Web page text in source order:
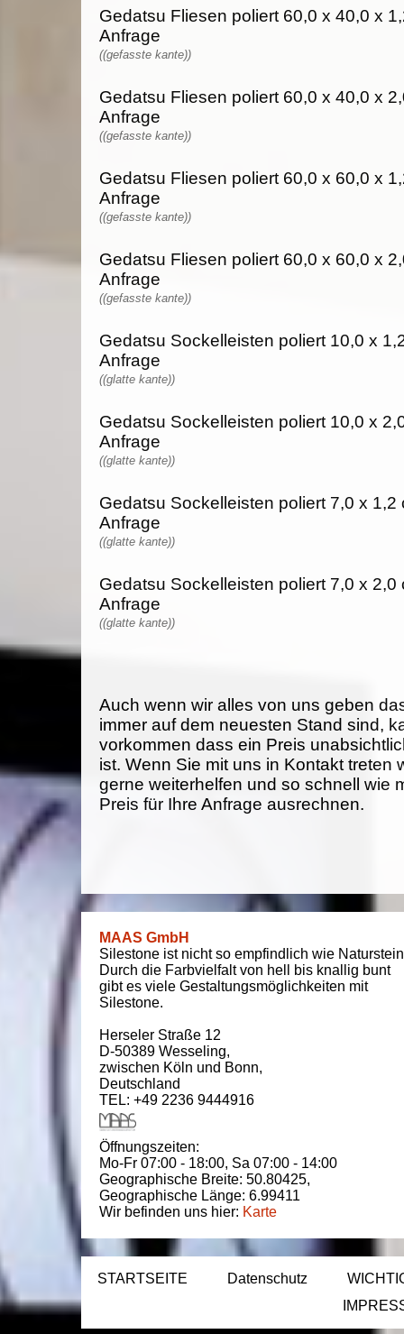
Gedatsu Fliesen poliert 60,0 x 40,0 x
Anfrage
((gefasste kante))
Gedatsu Fliesen poliert 60,0 x 40,0 x
Anfrage
((gefasste kante))
Gedatsu Fliesen poliert 60,0 x 60,0 x
Anfrage
((gefasste kante))
Gedatsu Fliesen poliert 60,0 x 60,0 x
Anfrage
((gefasste kante))
Gedatsu Sockelleisten poliert 10,0 x
Anfrage
((glatte kante))
Gedatsu Sockelleisten poliert 10,0 x
Anfrage
((glatte kante))
Gedatsu Sockelleisten poliert 7,0 x 1,2
Anfrage
((glatte kante))
Gedatsu Sockelleisten poliert 7,0 x 2,0
Anfrage
((glatte kante))
Auch wenn wir alles von uns geben
immer auf dem neuesten Stand sind,
vorkommen dass ein Preis
ist. Wenn Sie mit uns in Kontakt treten
gerne weiterhelfen und so schnell wie
Preis für Ihre Anfrage ausrechnen.
MAAS GmbH
Silestone ist nicht so empfindlich wie
Durch die Farbvielfalt von hell bis knallig bunt
gibt es viele Gestaltungsmöglichkeiten mit
Silestone.
Herseler Straße 12
D-50389 Wesseling,
zwischen Köln und Bonn,
Deutschland
TEL: +49 2236 9444916
Öffnungszeiten:
Mo-Fr 07:00 - 18:00, Sa 07:00 - 14:00
Geographische Breite: 50.80425,
Geographische Länge: 6.99411
Wir befinden uns hier: Karte
STARTSEITE Datenschutz